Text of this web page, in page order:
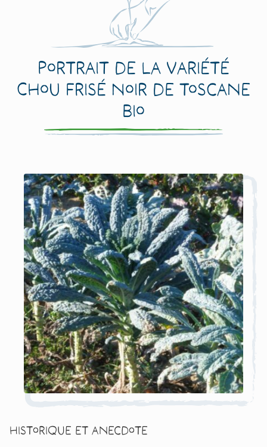
Portrait de la variété
Chou Frisé Noir de Toscane
Bio
Historique et anecdote